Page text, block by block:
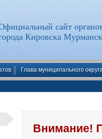
сайт
Кировска
Глава муниципального
Внимание!